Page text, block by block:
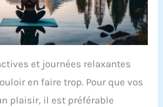
et journées relaxantes
en faire trop. Pour que vos
plaisir, il est préférable